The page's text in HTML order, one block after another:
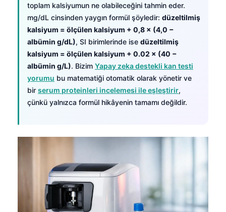
toplam kalsiyumun ne olabileceğini tahmin eder.
mg/dL cinsinden yaygın formül şöyledir: düzeltilmiş
kalsiyum = ölçülen kalsiyum + 0,8 × (4,0 −
albümin g/dL), SI birimlerinde ise düzeltilmiş
kalsiyum = ölçülen kalsiyum + 0.02 × (40 −
albümin g/L). Bizim Yapay zeka destekli kan testi
yorumu bu matematiği otomatik olarak yönetir ve
bir serum proteinleri incelemesi ile eşleştirir,
çünkü yalnızca formül hikâyenin tamamı değildir.